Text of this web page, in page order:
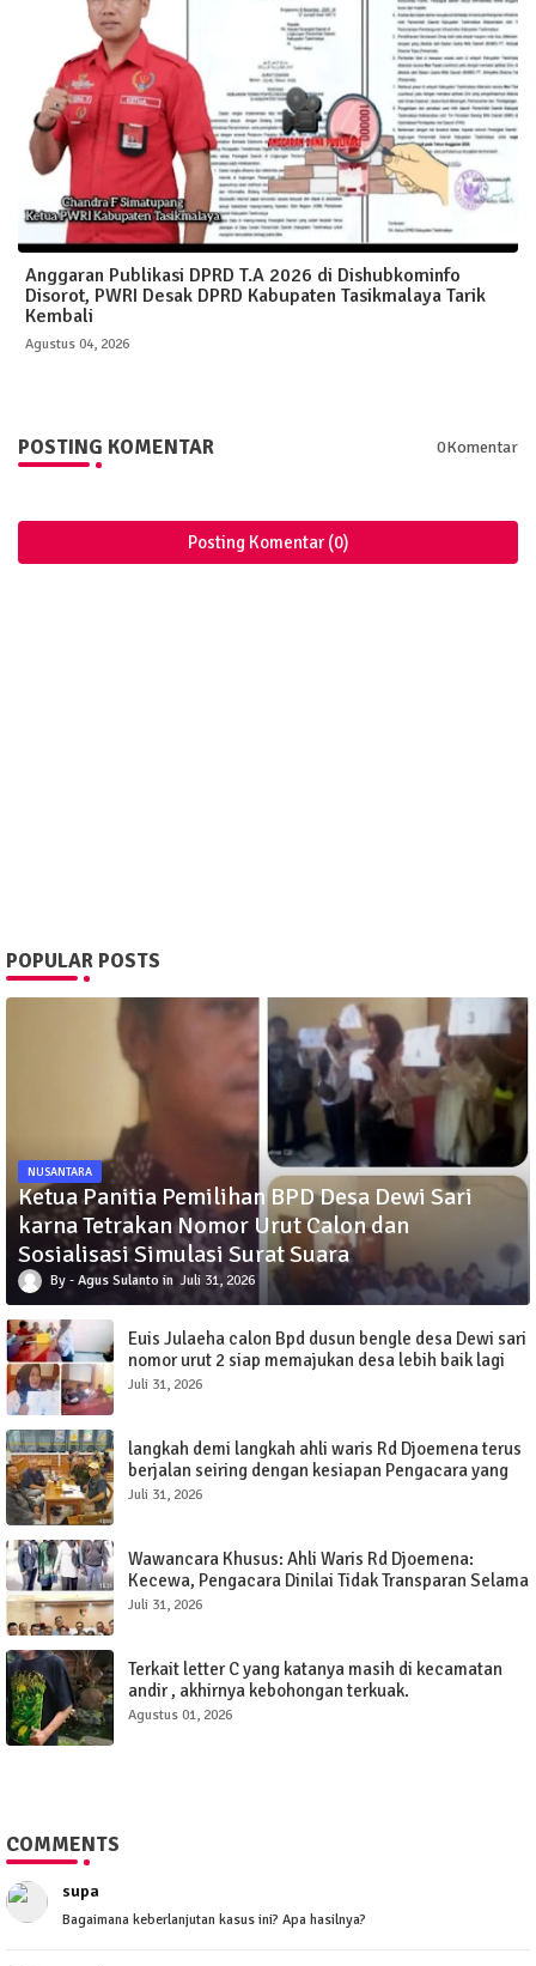
Anggaran Publikasi DPRD T.A 2026 di Dishubkominfo
Disorot, PWRI Desak DPRD Kabupaten Tasikmalaya Tarik
Kembali
Agustus 04, 2026
POSTING KOMENTAR 0Komentar
Posting Komentar (0)
POPULAR POSTS
NUSANTARA
Ketua Panitia Pemilihan BPD Desa Dewi Sari
karna Tetrakan Nomor Urut Calon dan
Sosialisasi Simulasi Surat Suara
Agus Sulanto Juli 31, 2026
Euis Julaeha calon Bpd dusun bengle desa Dewi sari
nomor urut 2 siap memajukan desa lebih baik lagi
Juli 31, 2026
langkah demi langkah ahli waris Rd Djoemena terus
berjalan seiring dengan kesiapan Pengacara yang
siap memenangkan sengketa tanah elang.
Juli 31, 2026
Wawancara Khusus: Ahli Waris Rd Djoemena:
Kecewa, Pengacara Dinilai Tidak Transparan Selama
Tujuh Tahun.
Juli 31, 2026
Terkait letter C yang katanya masih di kecamatan
andir , akhirnya kebohongan terkuak.
Agustus 01, 2026
COMMENTS
supa
Bagaimana keberlanjutan kasus ini? Apa hasilnya?